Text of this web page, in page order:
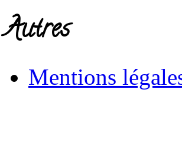
Autres
Mentions